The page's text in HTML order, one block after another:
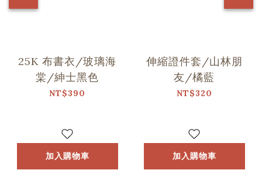
25K 布書衣/玻璃海
棠/紳士黑色
NT$390
加入購物車
伸縮證件套/山林朋
友/橘藍
NT$320
加入購物車